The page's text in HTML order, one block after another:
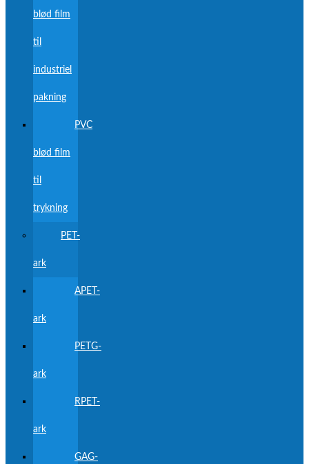
blød film
til
industriel
pakning
PVC
blød film
til
trykning
PET-
ark
APET-
ark
PETG-
ark
RPET-
ark
GAG-